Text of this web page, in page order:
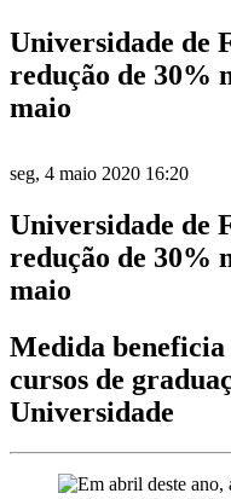
Universidade de
redução de 30%
maio
seg, 4 maio 2020 16:20
Universidade de
redução de 30%
maio
Medida beneficia
cursos de
Universidade